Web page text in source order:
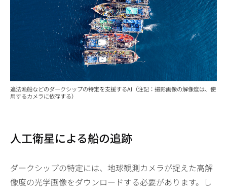
違法漁船などのダークシップの特定を支援するAI（注記：撮影画像の解像度は、使
用するカメラに依存する）
人工衛星による船の追跡
ダークシップの特定には、地球観測カメラが捉えた高解
像度の光学画像をダウンロードする必要があります。し